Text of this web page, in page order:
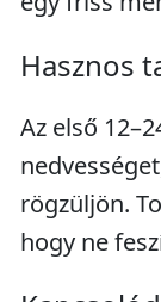
Hasznos
Az első
rögzüljön.
hogy ne